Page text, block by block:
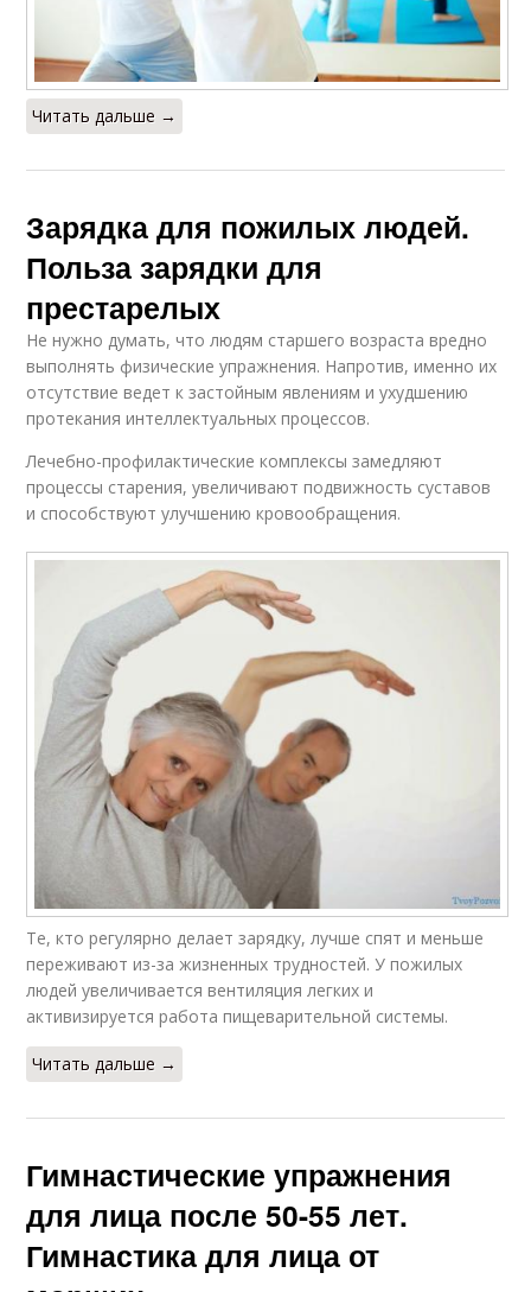
Читать дальше →
Зарядка для пожилых людей.
Польза зарядки для
престарелых
Не нужно думать, что людям старшего возраста вредно
выполнять физические упражнения. Напротив, именно их
отсутствие ведет к застойным явлениям и ухудшению
протекания интеллектуальных процессов.
Лечебно-профилактические комплексы замедляют
процессы старения, увеличивают подвижность суставов
и способствуют улучшению кровообращения.
Те, кто регулярно делает зарядку, лучше спят и меньше
переживают из-за жизненных трудностей. У пожилых
людей увеличивается вентиляция легких и
активизируется работа пищеварительной системы.
Читать дальше →
Гимнастические упражнения
для лица после 50-55 лет.
Гимнастика для лица от